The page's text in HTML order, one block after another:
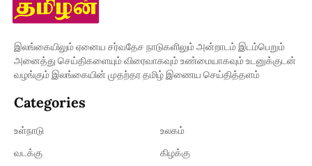
இலங்கையிலும் ஏனைய சர்வதேச நாடுகளிலும் அன்றாடம் இடம்பெறும்
அனைத்து செய்திகளையும் விரைவாகவும் உண்மையாகவும் உடனுக்குடன்
வழங்கும் இலங்கையின் முதற்தர தமிழ் இணைய செய்தித்தளம்
Categories
உள்நாடு
உலகம்
வடக்கு
கிழக்கு